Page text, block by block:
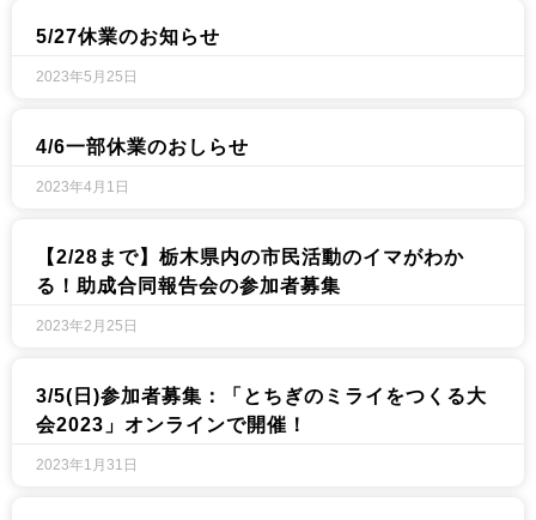
5/27休業のお知らせ
2023年5月25日
4/6一部休業のおしらせ
2023年4月1日
【2/28まで】栃木県内の市民活動のイマがわか
る！助成合同報告会の参加者募集
2023年2月25日
3/5(日)参加者募集：「とちぎのミライをつくる大
会2023」オンラインで開催！
2023年1月31日